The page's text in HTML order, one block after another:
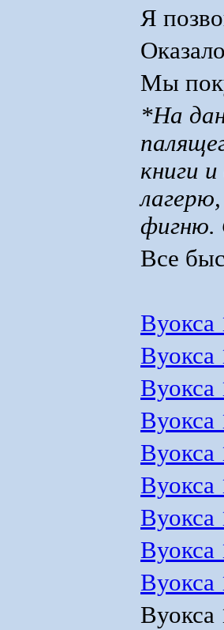
Я
Мы
*На
книги
фигню.
Все
Вуокса
Вуокса
Вуокса
Вуокса
Вуокса
Вуокса
Вуокса
Вуокса
Вуокса
Вуокса